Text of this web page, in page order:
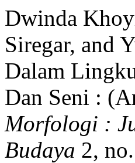
Dwinda
Siregar, and
Dalam
Dan Seni :
Morfologi :
Budaya 2,